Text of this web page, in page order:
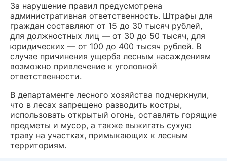
За нарушение правил предусмотрена
административная ответственность. Штрафы для
граждан составляют от 15 до 30 тысяч рублей,
для должностных лиц — от 30 до 50 тысяч, для
юридических — от 100 до 400 тысяч рублей. В
случае причинения ущерба лесным насаждениям
возможно привлечение к уголовной
ответственности.
В департаменте лесного хозяйства подчеркнули,
что в лесах запрещено разводить костры,
использовать открытый огонь, оставлять горящие
предметы и мусор, а также выжигать сухую
траву на участках, примыкающих к лесным
территориям.